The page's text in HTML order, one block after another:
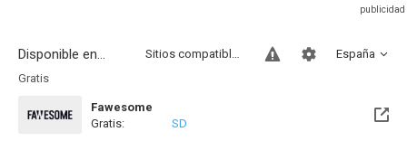
Disponible en... España
Sitios compatibles
Gratis
Fawesome
Gratis:
SD